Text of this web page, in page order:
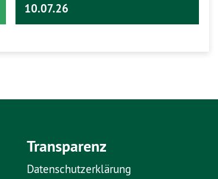
10.07.26
Transparenz
Datenschutzerklärung